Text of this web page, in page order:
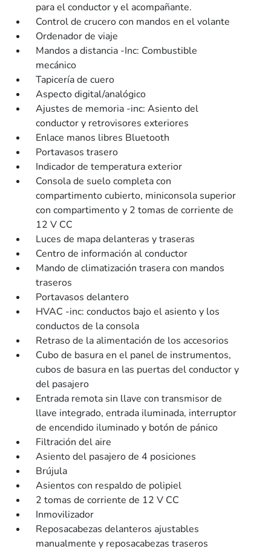
para el conductor y el acompañante.
Control de crucero con mandos en el volante
Ordenador de viaje
Mandos a distancia -Inc: Combustible
mecánico
Tapicería de cuero
Aspecto digital/analógico
Ajustes de memoria -inc: Asiento del
conductor y retrovisores exteriores
Enlace manos libres Bluetooth
Portavasos trasero
Indicador de temperatura exterior
Consola de suelo completa con
compartimento cubierto, miniconsola superior
con compartimento y 2 tomas de corriente de
12 V CC
Luces de mapa delanteras y traseras
Centro de información al conductor
Mando de climatización trasera con mandos
traseros
Portavasos delantero
HVAC -inc: conductos bajo el asiento y los
conductos de la consola
Retraso de la alimentación de los accesorios
Cubo de basura en el panel de instrumentos,
cubos de basura en las puertas del conductor y
del pasajero
Entrada remota sin llave con transmisor de
llave integrado, entrada iluminada, interruptor
de encendido iluminado y botón de pánico
Filtración del aire
Asiento del pasajero de 4 posiciones
Brújula
Asientos con respaldo de polipiel
2 tomas de corriente de 12 V CC
Inmovilizador
Reposacabezas delanteros ajustables
manualmente y reposacabezas traseros